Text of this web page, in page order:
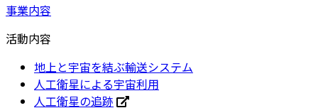
事業内容
活動内容
地上と宇宙を結ぶ輸送システム
人工衛星による宇宙利用
人工衛星の追跡